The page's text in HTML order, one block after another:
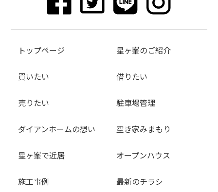
トップページ 星ヶ峯のご紹介
買いたい 借りたい
売りたい 駐車場管理
ダイアンホームの想い 空き家みまもり
星ヶ峯で近居 オープンハウス
施工事例 最新のチラシ